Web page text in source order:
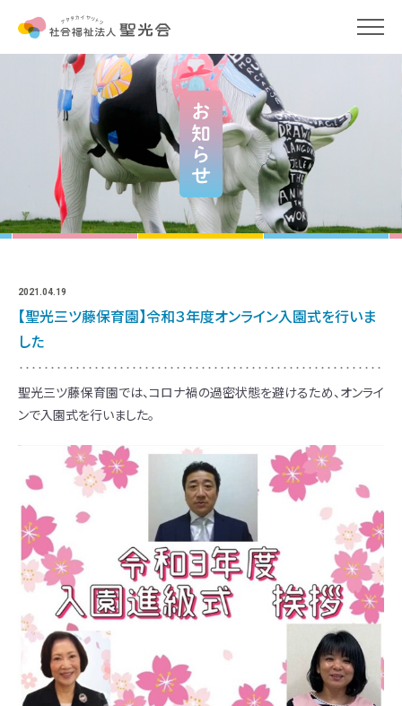
わたしたちの保育
保育をめぐる一問一答
保育コラム
お知らせ
申請書ダウンロード
2021.04.19
【聖光三ツ藤保育園】令和３年度オンライン入園式を行いま
した
聖光三ツ藤保育園では、コロナ禍の過密状態を避けるため、オンライ
ンで入園式を行いました。